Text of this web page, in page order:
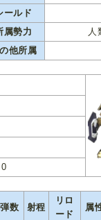
ールド
属勢力
人
他所属
0
弾数 射程
リロ
ード
属